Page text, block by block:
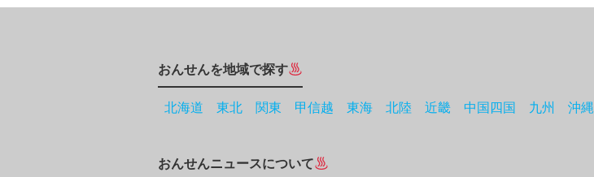
おんせんを地域で探す
北海道 東北 関東 甲信越 東海 北陸 近畿 中国四国 九州 沖縄
おんせんニュースについて